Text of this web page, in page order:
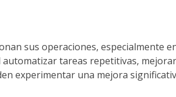
sus operaciones, especialmente
tareas repetitivas,
experimentar una mejora